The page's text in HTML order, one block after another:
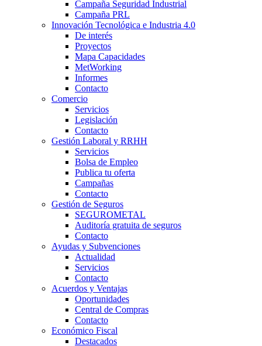
Campaña Seguridad Industrial
Campaña PRL
Innovación Tecnológica e Industria 4.0
De interés
Proyectos
Mapa Capacidades
MetWorking
Informes
Contacto
Comercio
Servicios
Legislación
Contacto
Gestión Laboral y RRHH
Servicios
Bolsa de Empleo
Publica tu oferta
Campañas
Contacto
Gestión de Seguros
SEGUROMETAL
Auditoría gratuita de seguros
Contacto
Ayudas y Subvenciones
Actualidad
Servicios
Contacto
Acuerdos y Ventajas
Oportunidades
Central de Compras
Contacto
Económico Fiscal
Destacados